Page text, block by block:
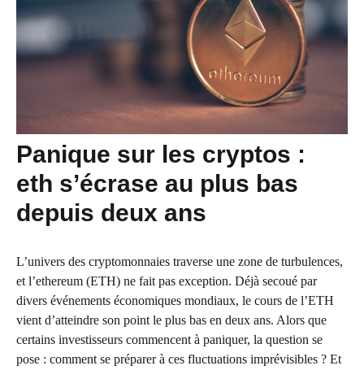
Panique sur les cryptos :
eth s’écrase au plus bas
depuis deux ans
L’univers des cryptomonnaies traverse une zone de turbulences,
et l’ethereum (ETH) ne fait pas exception. Déjà secoué par
divers événements économiques mondiaux, le cours de l’ETH
vient d’atteindre son point le plus bas en deux ans. Alors que
certains investisseurs commencent à paniquer, la question se
pose : comment se préparer à ces fluctuations imprévisibles ? Et